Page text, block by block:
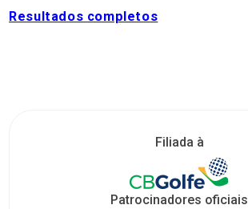
Resultados completos
Filiada à
Patrocinadores oficiais